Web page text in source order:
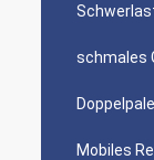
schmales
Mobiles